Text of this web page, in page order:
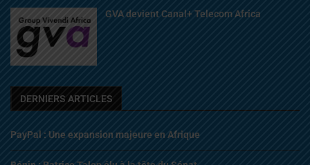
GVA devient Canal+ Telecom Africa
DERNIERS ARTICLES
PayPal : Une expansion majeure en Afrique